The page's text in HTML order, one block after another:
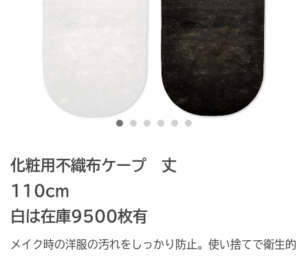
化粧用不織布ケープ 丈
白は在庫9500枚有
メイク時の洋服の汚れをしっかり防止。使い捨てで衛生的